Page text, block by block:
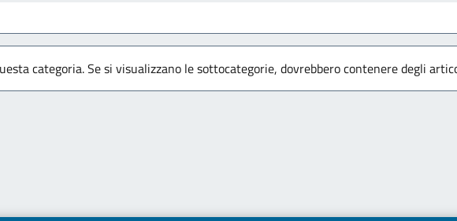
categoria. Se si visualizzano le sottocategorie, dovrebbero contenere degli